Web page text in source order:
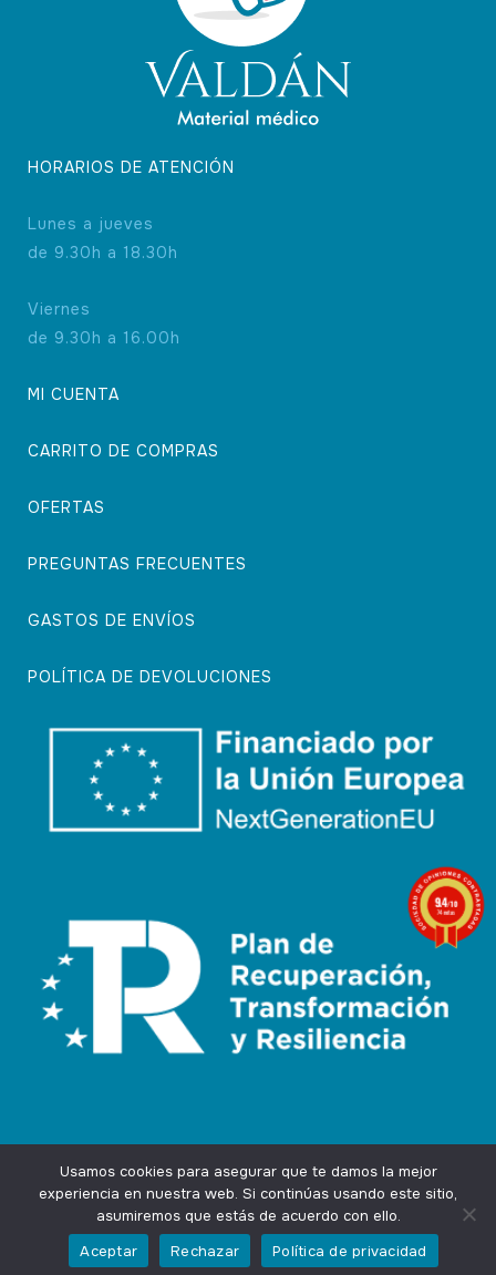
HORARIOS DE ATENCIÓN
Lunes a jueves
de 9.30h a 18.30h
Viernes
de 9.30h a 16.00h
MI CUENTA
CARRITO DE COMPRAS
OFERTAS
PREGUNTAS FRECUENTES
GASTOS DE ENVÍOS
POLÍTICA DE DEVOLUCIONES
Design byAgencia Marketing OnlineIngenium.Marketing
Privacidad
Usamos cookies para asegurar que te damos la mejor
experiencia en nuestra web. Si continúas usando este sitio,
asumiremos que estás de acuerdo con ello.
Aceptar
Rechazar Política de privacidad
9.4/10
74 notas